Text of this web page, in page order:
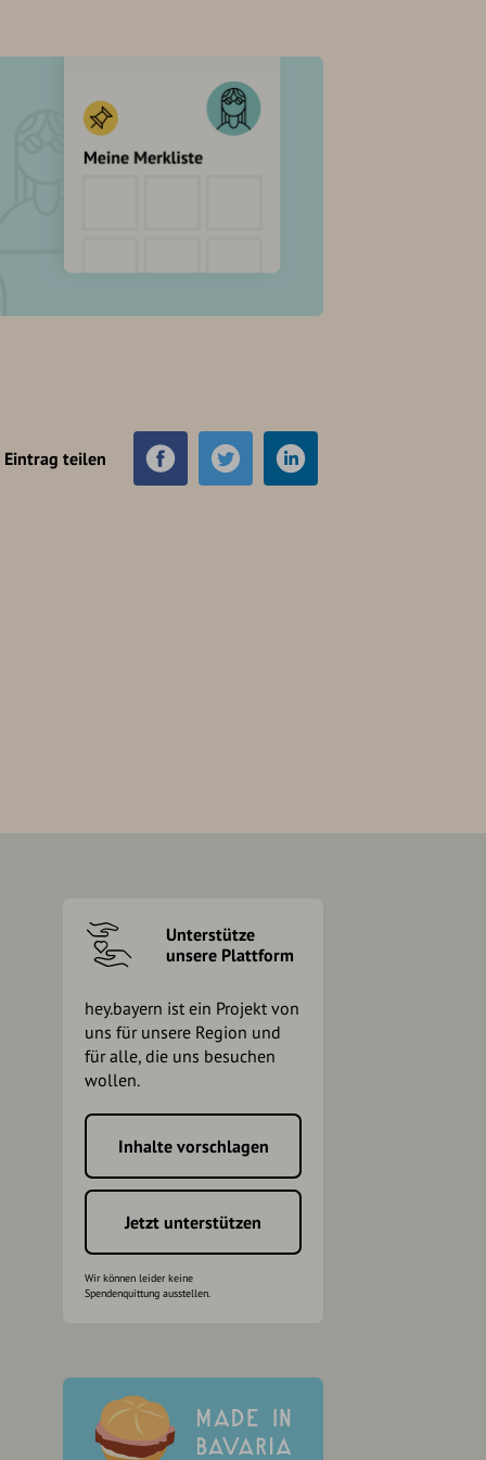
Eintrag teilen
Unterstütze
unsere Plattform
hey.bayern ist ein Projekt von
uns für unsere Region und
für alle, die uns besuchen
wollen.
Inhalte vorschlagen
Jetzt unterstützen
Wir können leider keine
Spendenquittung ausstellen.